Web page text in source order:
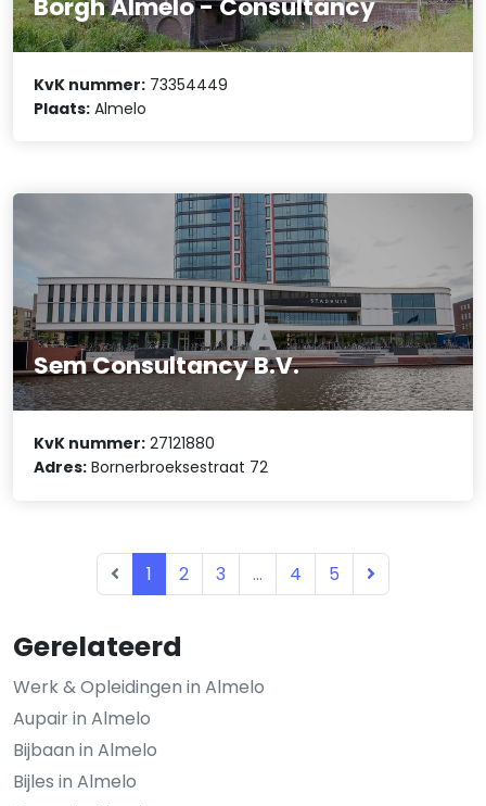
Gerelateerd
Werk & Opleidingen in Almelo
Aupair in Almelo
Bijbaan in Almelo
Bijles in Almelo
KvK nummer: 73354449
Plaats: Almelo
Sem Consultancy B.V.
KvK nummer: 27121880
Adres: Bornerbroeksestraat 72
1 2 3 ... 4 5